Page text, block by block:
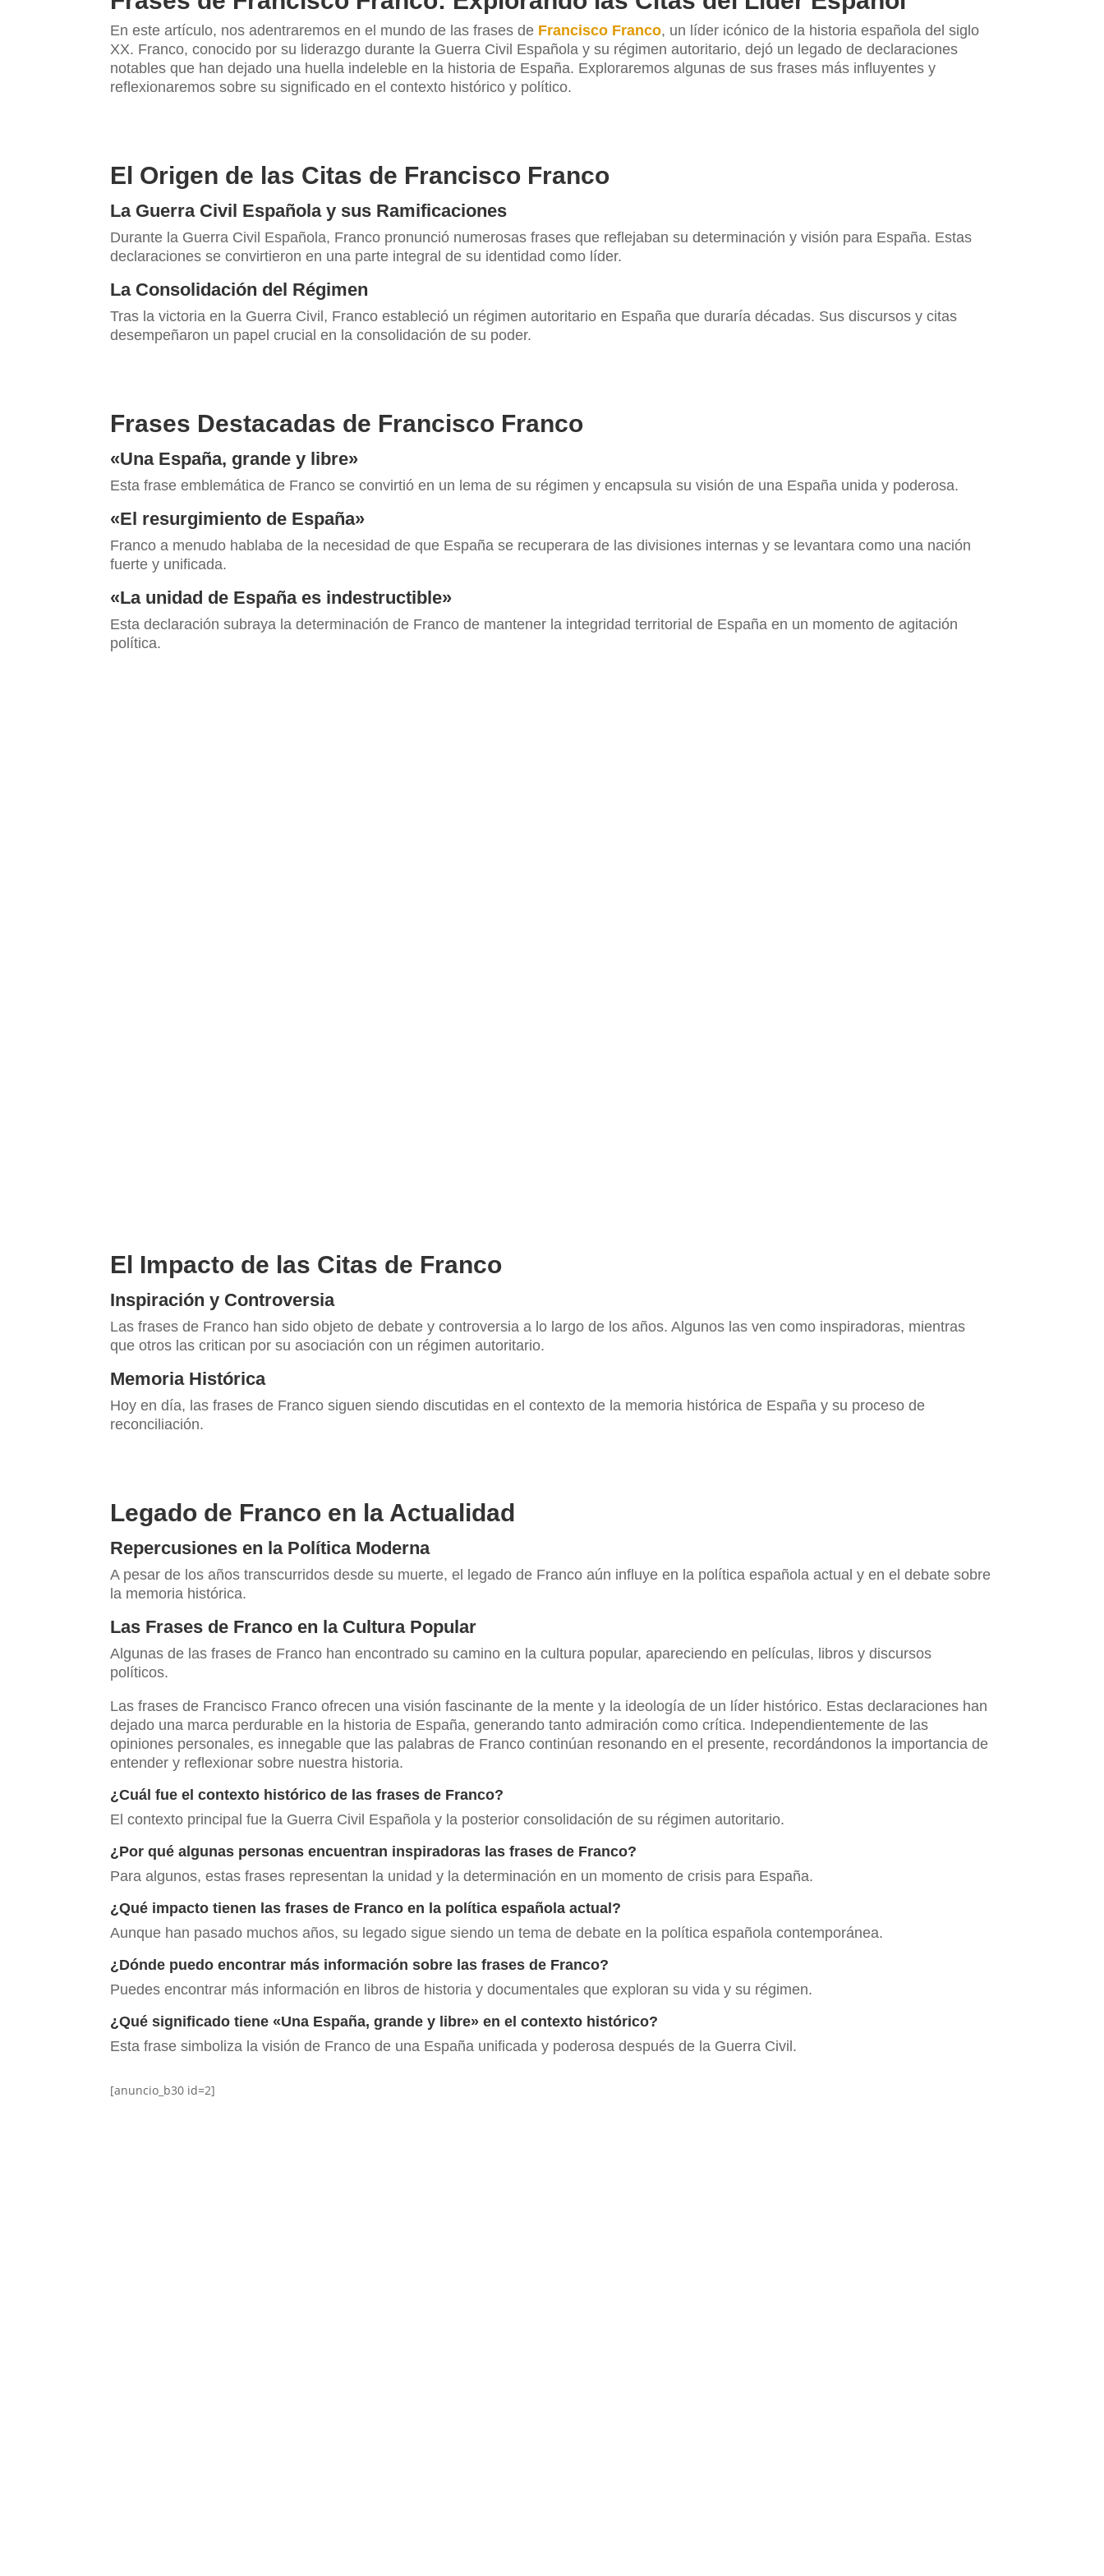
En este artículo, nos adentraremos en el mundo de las frases de Francisco Franco, un líder icónico de la historia española del siglo
XX. Franco, conocido por su liderazgo durante la Guerra Civil Española y su régimen autoritario, dejó un legado de declaraciones
notables que han dejado una huella indeleble en la historia de España. Exploraremos algunas de sus frases más influyentes y
reflexionaremos sobre su significado en el contexto histórico y político.
El Origen de las Citas de Francisco Franco
La Guerra Civil Española y sus Ramificaciones
Durante la Guerra Civil Española, Franco pronunció numerosas frases que reflejaban su determinación y visión para España. Estas
declaraciones se convirtieron en una parte integral de su identidad como líder.
La Consolidación del Régimen
Tras la victoria en la Guerra Civil, Franco estableció un régimen autoritario en España que duraría décadas. Sus discursos y citas
desempeñaron un papel crucial en la consolidación de su poder.
Frases Destacadas de Francisco Franco
«Una España, grande y libre»
Esta frase emblemática de Franco se convirtió en un lema de su régimen y encapsula su visión de una España unida y poderosa.
«El resurgimiento de España»
Franco a menudo hablaba de la necesidad de que España se recuperara de las divisiones internas y se levantara como una nación
fuerte y unificada.
«La unidad de España es indestructible»
Esta declaración subraya la determinación de Franco de mantener la integridad territorial de España en un momento de agitación
política.
El Impacto de las Citas de Franco
Inspiración y Controversia
Las frases de Franco han sido objeto de debate y controversia a lo largo de los años. Algunos las ven como inspiradoras, mientras
que otros las critican por su asociación con un régimen autoritario.
Memoria Histórica
Hoy en día, las frases de Franco siguen siendo discutidas en el contexto de la memoria histórica de España y su proceso de
reconciliación.
Legado de Franco en la Actualidad
Repercusiones en la Política Moderna
A pesar de los años transcurridos desde su muerte, el legado de Franco aún influye en la política española actual y en el debate sobre
la memoria histórica.
Las Frases de Franco en la Cultura Popular
Algunas de las frases de Franco han encontrado su camino en la cultura popular, apareciendo en películas, libros y discursos
políticos.
Las frases de Francisco Franco ofrecen una visión fascinante de la mente y la ideología de un líder histórico. Estas declaraciones han
dejado una marca perdurable en la historia de España, generando tanto admiración como crítica. Independientemente de las
opiniones personales, es innegable que las palabras de Franco continúan resonando en el presente, recordándonos la importancia de
entender y reflexionar sobre nuestra historia.
¿Cuál fue el contexto histórico de las frases de Franco?
El contexto principal fue la Guerra Civil Española y la posterior consolidación de su régimen autoritario.
¿Por qué algunas personas encuentran inspiradoras las frases de Franco?
Para algunos, estas frases representan la unidad y la determinación en un momento de crisis para España.
¿Qué impacto tienen las frases de Franco en la política española actual?
Aunque han pasado muchos años, su legado sigue siendo un tema de debate en la política española contemporánea.
¿Dónde puedo encontrar más información sobre las frases de Franco?
Puedes encontrar más información en libros de historia y documentales que exploran su vida y su régimen.
¿Qué significado tiene «Una España, grande y libre» en el contexto histórico?
Esta frase simboliza la visión de Franco de una España unificada y poderosa después de la Guerra Civil.
[anuncio_b30 id=2]